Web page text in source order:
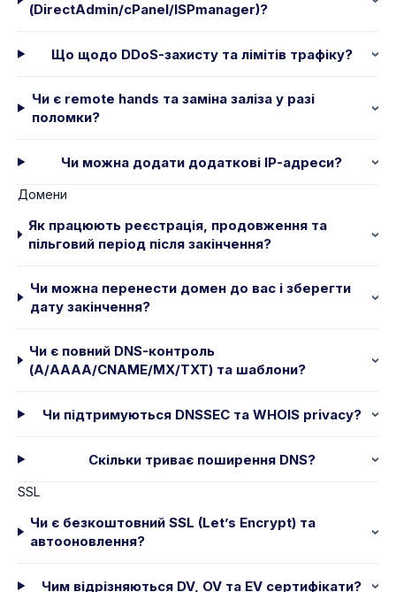
(DirectAdmin/cPanel/ISPmanager)?
Що щодо DDoS-захисту та лімітів трафіку?
Чи є remote hands та заміна заліза у разі
поломки?
Чи можна додати додаткові IP-адреси?
Домени
Як працюють реєстрація, продовження та
пільговий період після закінчення?
Чи можна перенести домен до вас і зберегти
дату закінчення?
Чи є повний DNS-контроль
(A/AAAA/CNAME/MX/TXT) та шаблони?
Чи підтримуються DNSSEC та WHOIS privacy?
Скільки триває поширення DNS?
SSL
Чи є безкоштовний SSL (Let’s Encrypt) та
автооновлення?
Чим відрізняються DV, OV та EV сертифікати?